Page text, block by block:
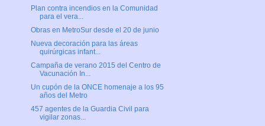
Plan contra incendios en la Comunidad
para el vera...
Obras en MetroSur desde el 20 de junio
Nueva decoración para las áreas
quirúrgicas infant...
Campaña de verano 2015 del Centro de
Vacunación In...
Un cupón de la ONCE homenaje a los 95
años del Metro
457 agentes de la Guardia Civil para
vigilar zonas...